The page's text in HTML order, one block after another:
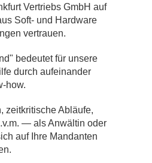
Vertriebs GmbH auf
Soft- und Hardware
vertrauen.
bedeutet für unsere
durch aufeinander
how.
zeitkritische Abläufe,
— als Anwältin oder
auf Ihre Mandanten